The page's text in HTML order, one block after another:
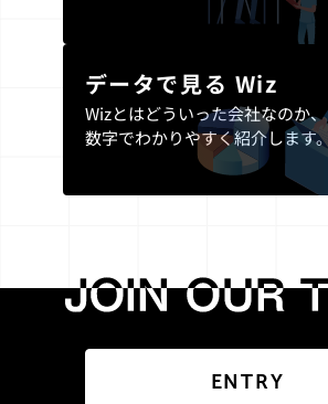
データで見る Wiz
Wizとはどういった会社なのか、
数字でわかりやすく紹介します。
ENTRY